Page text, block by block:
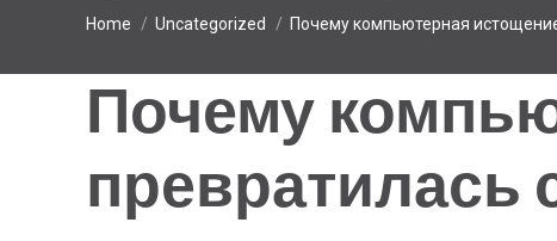
You are here:
Home Uncategorized Почему компьютерная
Почему
превратилась